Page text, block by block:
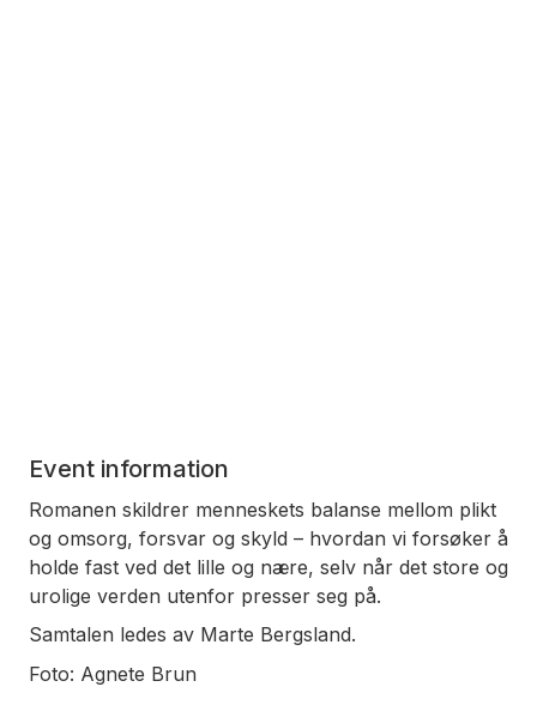
Event information
Romanen skildrer menneskets balanse mellom plikt
og omsorg, forsvar og skyld – hvordan vi forsøker å
holde fast ved det lille og nære, selv når det store og
urolige verden utenfor presser seg på.
Samtalen ledes av Marte Bergsland.
Foto: Agnete Brun